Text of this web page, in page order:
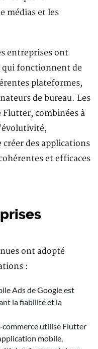
médias et les
entreprises ont
qui fonctionnent de
plateformes,
de bureau. Les
combinées à
des applications
et efficaces
ont adopté
:
Ads de Google est
la fiabilité et la
commerce utilise Flutter
mobile,